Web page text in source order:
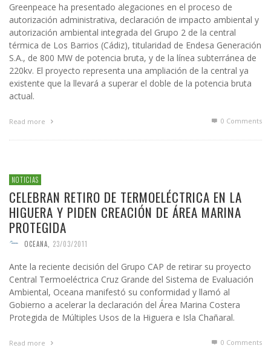
Greenpeace ha presentado alegaciones en el proceso de
autorización administrativa, declaración de impacto ambiental y
autorización ambiental integrada del Grupo 2 de la central
térmica de Los Barrios (Cádiz), titularidad de Endesa Generación
S.A., de 800 MW de potencia bruta, y de la línea subterránea de
220kv. El proyecto representa una ampliación de la central ya
existente que la llevará a superar el doble de la potencia bruta
actual.
Read more 0 Comments
NOTICIAS
CELEBRAN RETIRO DE TERMOELÉCTRICA EN LA
HIGUERA Y PIDEN CREACIÓN DE ÁREA MARINA
PROTEGIDA
OCEANA 23/03/2011
Ante la reciente decisión del Grupo CAP de retirar su proyecto
Central Termoeléctrica Cruz Grande del Sistema de Evaluación
Ambiental, Oceana manifestó su conformidad y llamó al
Gobierno a acelerar la declaración del Área Marina Costera
Protegida de Múltiples Usos de la Higuera e Isla Chañaral.
Read more 0 Comments